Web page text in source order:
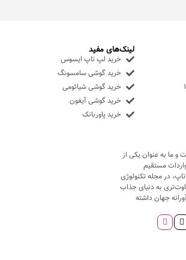
ما به عنوان یکی از
مستقیم
در مجله تکنولوژی
به دنیای جذاب
جهان داشته
لینک‌های مفید
خرید لپ تاپ ایسوس
خرید گوشی سامسونگ
خرید گوشی شیائومی
خرید گوشی آیفون
خرید پاوربانک